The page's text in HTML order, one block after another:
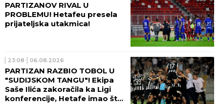
PARTIZANOV RIVAL U
PROBLEMU! Hetafeu presela
prijateljska utakmica!
23:08 06.08.2026
PARTIZAN RAZBIO TOBOL U
"SUDIJSKOM TANGU"! Ekipa
Saše Ilića zakoračila ka Ligi
konferencije, Hetafe imao šta